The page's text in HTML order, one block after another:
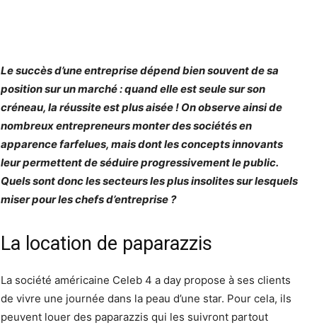
Le succès d’une entreprise dépend bien souvent de sa
position sur un marché : quand elle est seule sur son
créneau, la réussite est plus aisée ! On observe ainsi de
nombreux entrepreneurs monter des sociétés en
apparence farfelues, mais dont les concepts innovants
leur permettent de séduire progressivement le public.
Quels sont donc les secteurs les plus insolites sur lesquels
miser pour les chefs d’entreprise ?
La location de paparazzis
La société américaine Celeb 4 a day propose à ses clients
de vivre une journée dans la peau d’une star. Pour cela, ils
peuvent louer des paparazzis qui les suivront partout